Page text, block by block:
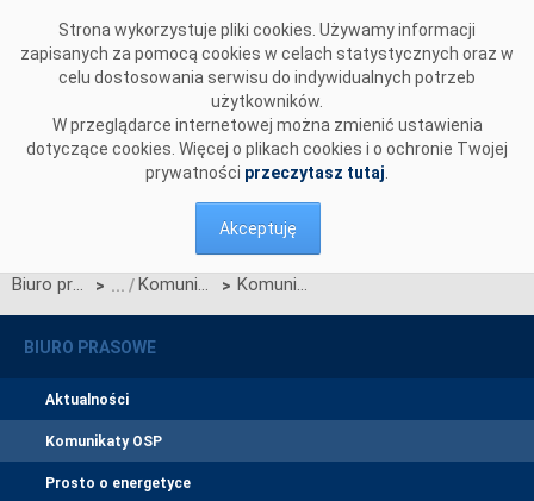
Strona wykorzystuje pliki cookies. Używamy informacji
zapisanych za pomocą cookies w celach statystycznych oraz w
celu dostosowania serwisu do indywidualnych potrzeb
użytkowników.
W przeglądarce internetowej można zmienić ustawienia
dotyczące cookies. Więcej o plikach cookies i o ochronie Twojej
prywatności przeczytasz tutaj
Akceptuję
Biuro prasowe > Komunikaty OSP > Komunikat o nierynkowym redysponowaniu jednostek wytwórczych Farm Wiatrowych w KSE w dn. 20.09.2024 (aktualizacja)
BIURO PRASOWE
Aktualności
Komunikaty OSP
Prosto o energetyce